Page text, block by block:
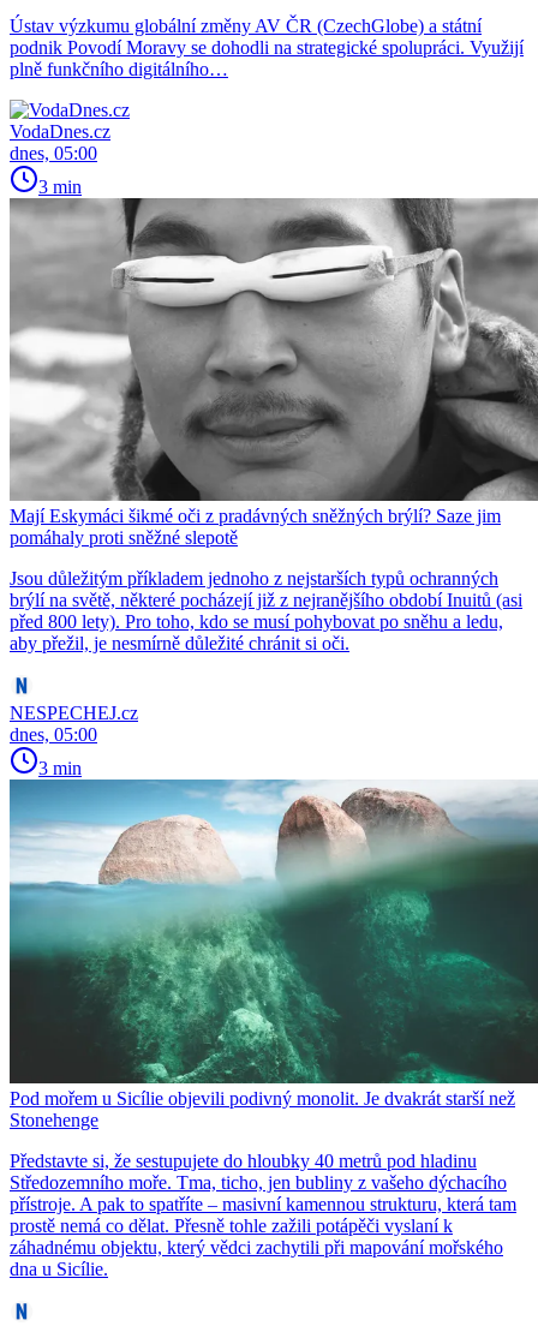
Ústav výzkumu globální změny AV ČR (CzechGlobe) a státní
podnik Povodí Moravy se dohodli na strategické spolupráci. Využijí
plně funkčního digitálního…
VodaDnes.cz
dnes, 05:00
3 min
Mají Eskymáci šikmé oči z pradávných sněžných brýlí? Saze jim
pomáhaly proti sněžné slepotě
Jsou důležitým příkladem jednoho z nejstarších typů ochranných
brýlí na světě, některé pocházejí již z nejranějšího období Inuitů (asi
před 800 lety). Pro toho, kdo se musí pohybovat po sněhu a ledu,
aby přežil, je nesmírně důležité chránit si oči.
NESPECHEJ.cz
dnes, 05:00
3 min
Pod mořem u Sicílie objevili podivný monolit. Je dvakrát starší než
Stonehenge
Představte si, že sestupujete do hloubky 40 metrů pod hladinu
Středozemního moře. Tma, ticho, jen bubliny z vašeho dýchacího
přístroje. A pak to spatříte – masivní kamennou strukturu, která tam
prostě nemá co dělat. Přesně tohle zažili potápěči vyslaní k
záhadnému objektu, který vědci zachytili při mapování mořského
dna u Sicílie.